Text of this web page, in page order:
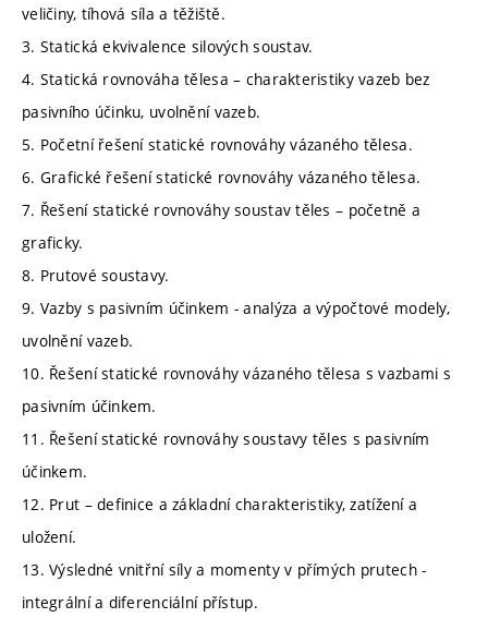
veličiny, tíhová síla a těžiště.
3. Statická ekvivalence silových soustav.
4. Statická rovnováha tělesa – charakteristiky vazeb bez
pasivního účinku, uvolnění vazeb.
5. Početní řešení statické rovnováhy vázaného tělesa.
6. Grafické řešení statické rovnováhy vázaného tělesa.
7. Řešení statické rovnováhy soustav těles – početně a
graficky.
8. Prutové soustavy.
9. Vazby s pasivním účinkem - analýza a výpočtové modely,
uvolnění vazeb.
10. Řešení statické rovnováhy vázaného tělesa s vazbami s
pasivním účinkem.
11. Řešení statické rovnováhy soustavy těles s pasivním
účinkem.
12. Prut – definice a základní charakteristiky, zatížení a
uložení.
13. Výsledné vnitřní síly a momenty v přímých prutech -
integrální a diferenciální přístup.